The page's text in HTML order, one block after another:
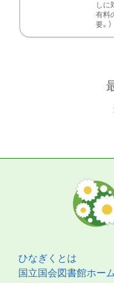
しに
有料
要。）
ひなぎくとは
国立国会図書館ホー